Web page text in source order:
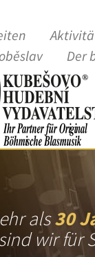
Der
als30
wir für